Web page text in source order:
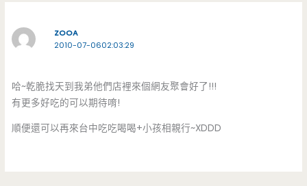
ZOOA
2010-07-0602:03:29
哈~乾脆找天到我弟他們店裡來個網友聚會好了!!!
有更多好吃的可以期待唷!
順便還可以再來台中吃吃喝喝+小孩相親行~XDDD